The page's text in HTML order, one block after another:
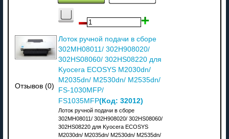
Отзывов (0)
Лоток ручной подачи в сборе
302MH08011/ 302H908020/
302HS08060/ 302HS08220 для
Kyocera ECOSYS M2030dn/
M2035dn/ M2530dn/ M2535dn/
FS-1030MFP/
FS1035MFP(Код: 32012)
Лоток ручной подачи в сборе
302MH08011/ 302H908020/ 302HS08060/
302HS08220 для Kyocera ECOSYS
M2030dn/ M2035dn/ M2530dn/ M2535dn/